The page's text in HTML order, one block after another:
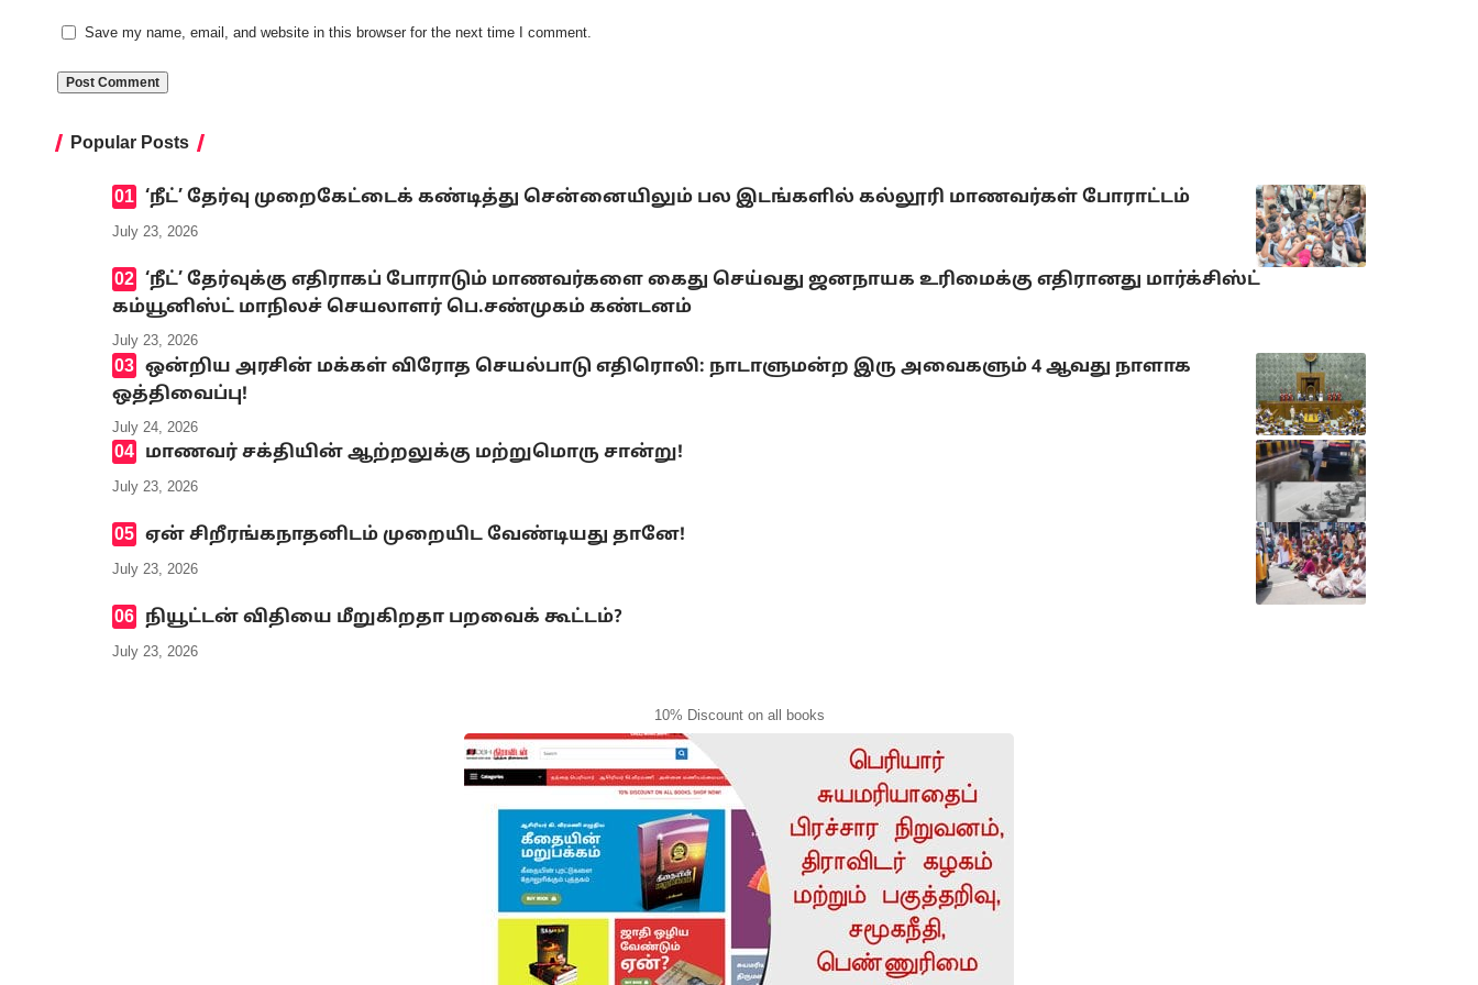
Save my name, email, and website in this browser for the next time I comment.
Popular Posts
‘நீட்’ தேர்வு முறைகேட்டைக் கண்டித்து சென்னையிலும் பல இடங்களில் கல்லூரி மாணவர்கள் போராட்டம்
July 23, 2026
‘நீட்’ தேர்வுக்கு எதிராகப் போராடும் மாணவர்களை கைது செய்வது ஜனநாயக உரிமைக்கு எதிரானது மார்க்சிஸ்ட்
கம்யூனிஸ்ட் மாநிலச் செயலாளர் பெ.சண்முகம் கண்டனம்
July 23, 2026
ஒன்றிய அரசின் மக்கள் விரோத செயல்பாடு எதிரொலி: நாடாளுமன்ற இரு அவைகளும் 4 ஆவது நாளாக
ஒத்திவைப்பு!
July 24, 2026
மாணவர் சக்தியின் ஆற்றலுக்கு மற்றுமொரு சான்று!
July 23, 2026
ஏன் சிறீரங்கநாதனிடம் முறையிட வேண்டியது தானே!
July 23, 2026
நியூட்டன் விதியை மீறுகிறதா பறவைக் கூட்டம்?
July 23, 2026
10% Discount on all books